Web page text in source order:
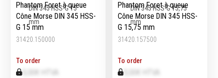
Equipement
d'atelier
Levage & transport
Pompes & Vérins
Phantom Foret à queue
Cône Morse DIN 345 HSS-
G 15 mm
31420.150000
To order
0,00€ HTVA
Phantom Foret à queue
Cône Morse DIN 345 HSS-
G 15,75 mm
31420.157500
To order